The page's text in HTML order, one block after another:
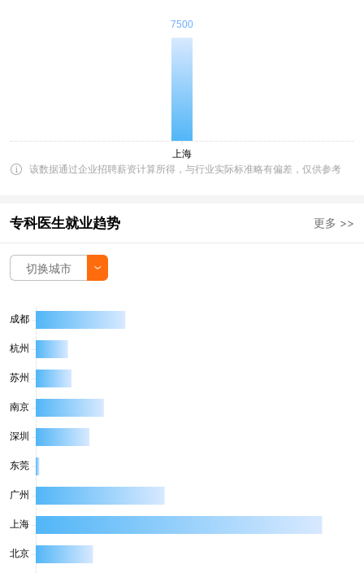
该数据通过企业招聘薪资计算所得，与行业实际标准略有偏差，仅供参考
专科医生就业趋势 更多 >>
切换城市